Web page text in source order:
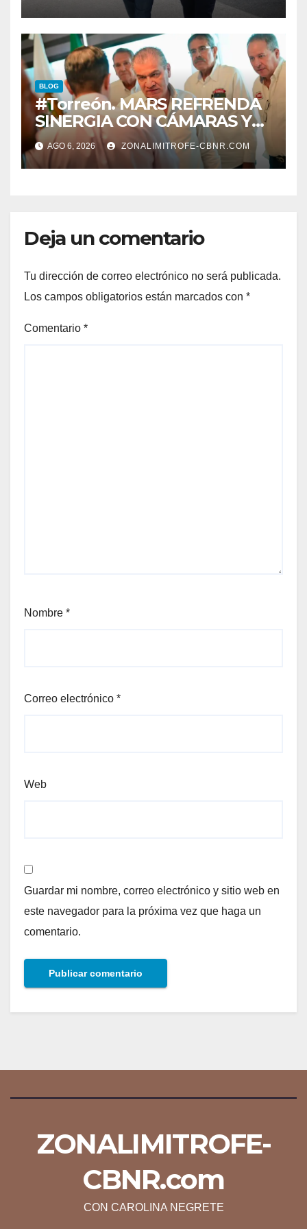
BLOG
#Torreón. MARS REFRENDA
SINERGIA CON CÁMARAS Y
ORGANISMOS, EN BENEFICIO
DEL DESARROLLO DE
TORREÓN
AGO 6, 2026 ZONALIMITROFE-CBNR.COM
Deja un comentario
Tu dirección de correo electrónico no será publicada.
Los campos obligatorios están marcados con *
Comentario *
Nombre *
Correo electrónico *
Web
Guardar mi nombre, correo electrónico y sitio web en
este navegador para la próxima vez que haga un
comentario.
ZONALIMITROFE-
CBNR.com
CON CAROLINA NEGRETE